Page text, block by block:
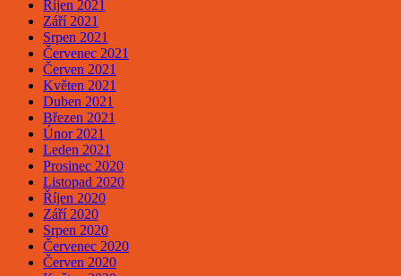
Říjen 2021
Září 2021
Srpen 2021
Červenec 2021
Červen 2021
Květen 2021
Duben 2021
Březen 2021
Únor 2021
Leden 2021
Prosinec 2020
Listopad 2020
Říjen 2020
Září 2020
Srpen 2020
Červenec 2020
Červen 2020